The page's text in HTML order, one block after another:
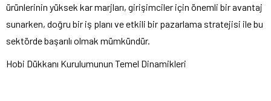
ürünlerinin yüksek kar marjları, girişimciler için önemli bir avantaj
sunarken, doğru bir iş planı ve etkili bir pazarlama stratejisi ile bu
sektörde başarılı olmak mümkündür.
Hobi Dükkanı Kurulumunun Temel Dinamikleri